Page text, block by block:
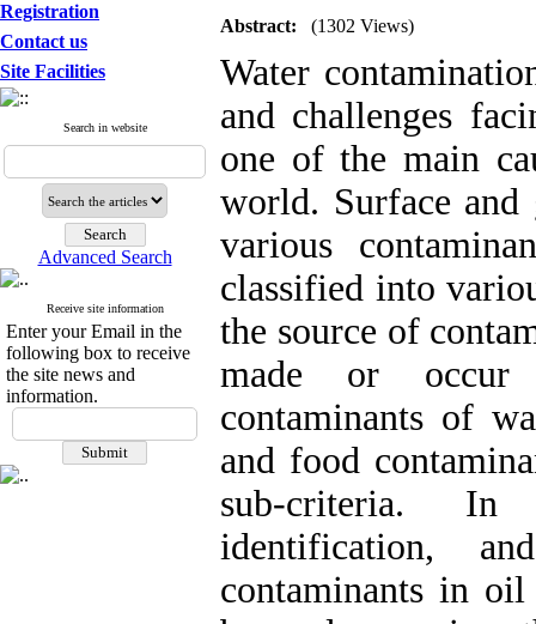
Registration
Contact us
Site Facilities
Search in website
Advanced Search
Receive site information
Enter your Email in the
following box to receive
the site news and
information.
Abstract: (1302 Views)
Water
and challenges
one of the main
world. Surface and
various
classified into
the source of
made or occur
contaminants of
and food
sub-criteria. In
identification,
contaminants in oil